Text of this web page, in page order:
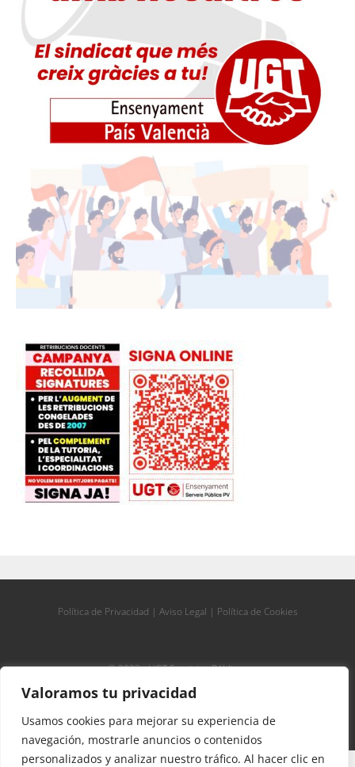
Valoramos tu privacidad
Usamos cookies para mejorar su experiencia de
navegación, mostrarle anuncios o contenidos
personalizados y analizar nuestro tráfico. Al hacer clic en
Política de Privacidad | Aviso Legal | Política de Cookies
© 2023 - UGT Servicios Públicos